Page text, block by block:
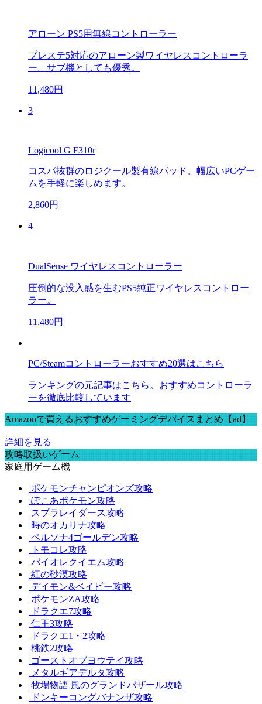
アローン PS5用無線コントローラー
プレステ5対応のアローン製ワイヤレスコントローラ
ー。サブ機としても優秀。
11,480円
3
Logicool G F310r
コスパ抜群のロジクール製有線パッド。幅広いPCゲー
ムを手軽に楽しめます。
2,860円
4
DualSense ワイヤレスコントローラー
圧倒的な没入感を生むPS5純正ワイヤレスコントロー
ラー。
11,480円
PC/Steamコントローラーおすすめ20選はこちら
ランキングの元記事はこちら。おすすめコントローラ
ーを徹底比較しています
Amazonで買えるおすすめゲーミングデバイスまとめ【ad】
詳細を見る
攻略取扱いゲーム
家庭用ゲーム機
ポケモンチャンピオンズ攻略
ぽこあポケモン攻略
スプラレイダース攻略
時のオカリナ攻略
ペルソナ4ゴールデン攻略
トモコレ攻略
バイオレクイエム攻略
紅の砂漠攻略
デイモン&ベイビー攻略
ポケモンZA攻略
ドラクエ7攻略
仁王3攻略
ドラクエ1・2攻略
桃鉄2攻略
ゴーストオブヨウテイ攻略
メタルギアデルタ攻略
牧場物語 風のグランドバザール攻略
ドンキーコングバナンザ攻略